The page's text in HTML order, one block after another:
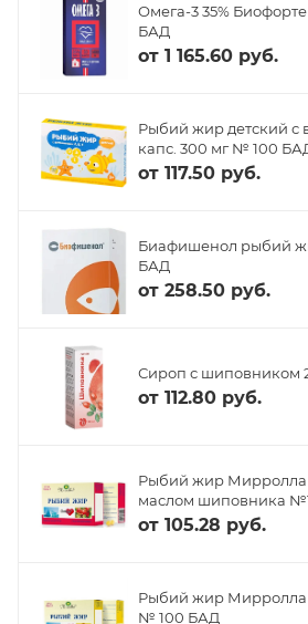
Омега-3 35%
БАД
от 1 165.60 руб.
Рыбий жир детский с
капс. 300 мг № 100
от 117.50 руб.
Биафишенол рыбий
БАД
от 258.50 руб.
Сироп с шиповником
от 112.80 руб.
Рыбий жир Мирролла
маслом шиповника
от 105.28 руб.
Рыбий жир Мирролла
№ 100 БАД